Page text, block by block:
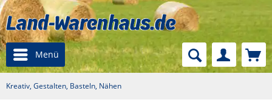
Menü
Kreativ, Gestalten, Basteln, Nähen